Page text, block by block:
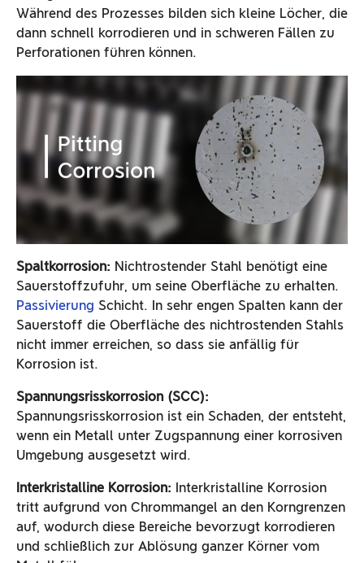
Während des Prozesses bilden sich kleine Löcher, die
dann schnell korrodieren und in schweren Fällen zu
Perforationen führen können.
Spaltkorrosion: Nichtrostender Stahl benötigt eine
Sauerstoffzufuhr, um seine Oberfläche zu erhalten.
Passivierung Schicht. In sehr engen Spalten kann der
Sauerstoff die Oberfläche des nichtrostenden Stahls
nicht immer erreichen, so dass sie anfällig für
Korrosion ist.
Spannungsrisskorrosion (SCC):
Spannungsrisskorrosion ist ein Schaden, der entsteht,
wenn ein Metall unter Zugspannung einer korrosiven
Umgebung ausgesetzt wird.
Interkristalline Korrosion: Interkristalline Korrosion
tritt aufgrund von Chrommangel an den Korngrenzen
auf, wodurch diese Bereiche bevorzugt korrodieren
und schließlich zur Ablösung ganzer Körner vom